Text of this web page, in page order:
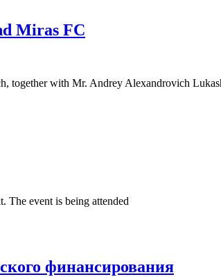
Miras FC
together with Mr. Andrey Alexandrovich
The event is being attended
финансирования